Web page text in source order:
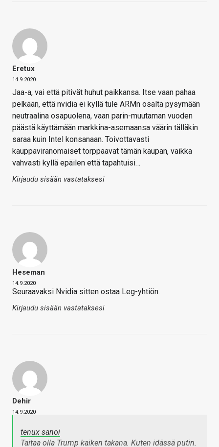
Eretux
14.9.2020
Jaa-a, vai että pitivät huhut paikkansa. Itse vaan pahaa
pelkään, että nvidia ei kyllä tule ARMn osalta pysymään
neutraalina osapuolena, vaan parin-muutaman vuoden
päästä käyttämään markkina-asemaansa väärin tälläkin
saraa kuin Intel konsanaan. Toivottavasti
kauppaviranomaiset torppaavat tämän kaupan, vaikka
vahvasti kyllä epäilen että tapahtuisi…
Kirjaudu sisään vastataksesi
Heseman
14.9.2020
Seuraavaksi Nvidia sitten ostaa Leg-yhtiön.
Kirjaudu sisään vastataksesi
Dehir
14.9.2020
tenux sanoi
Taitaa olla Trump kaiken takana. Kuten idässä putin.